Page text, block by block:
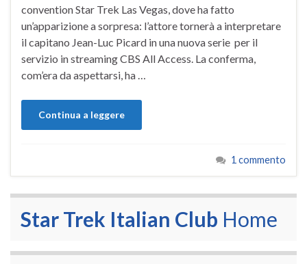
convention Star Trek Las Vegas, dove ha fatto
un’apparizione a sorpresa: l’attore tornerà a interpretare
il capitano Jean-Luc Picard in una nuova serie per il
servizio in streaming CBS All Access. La conferma,
com’era da aspettarsi, ha …
Continua a leggere
1 commento
Star Trek Italian Club Home